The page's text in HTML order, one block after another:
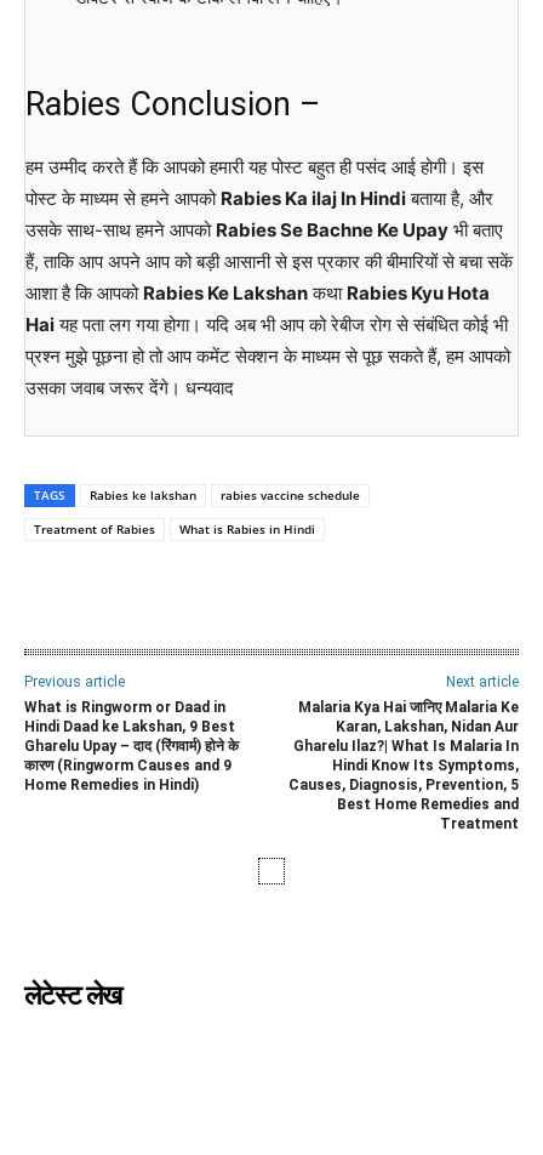
Rabies Conclusion –
हम उम्मीद करते हैं कि आपको हमारी यह पोस्ट बहुत ही पसंद आई होगी। इस
पोस्ट के माध्यम से हमने आपको Rabies Ka ilaj In Hindiबताया है, और
उसके साथ-साथ हमने आपको Rabies Se Bachne Ke Upay भी बताए
हैं, ताकि आप अपने आप को बड़ी आसानी से इस प्रकार की बीमारियों से बचा सकें
आशा है कि आपको Rabies Ke Lakshanकथा Rabies Kyu Hota
Haiयह पता लग गया होगा। यदि अब भी आप को रेबीज रोग से संबंधित कोई भी
प्रश्न मुझे पूछना हो तो आप कमेंट सेक्शन के माध्यम से पूछ सकते हैं, हम आपको
उसका जवाब जरूर देंगे। धन्यवाद
TAGS Rabies ke lakshan
rabies vaccine schedule
Treatment of Rabies
What is Rabies in Hindi
Previous article
What is Ringworm or Daad in
Hindi Daad ke Lakshan, 9 Best
Gharelu Upay – दाद (रिंगवार्म) होने के
कारण (Ringworm Causes and 9
Home Remedies in Hindi)
Next article
Malaria Kya Hai जानिए Malaria Ke
Karan, Lakshan, Nidan Aur
Gharelu Ilaz?| What Is Malaria In
Hindi Know Its Symptoms,
Causes, Diagnosis, Prevention, 5
Best Home Remedies and
Treatment
लेटेस्ट लेख